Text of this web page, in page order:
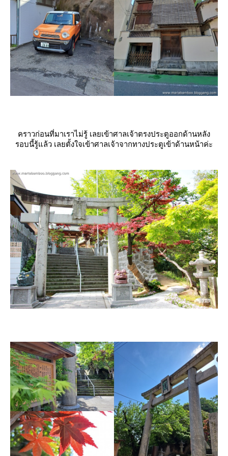
คราวก่อนที่มาเราไม่รู้ เลยเข้าศาลเจ้าตรงประตูออกด้านหลัง
รอบนี้รู้แล้ว เลยตั้งใจเข้าศาลเจ้าจากทางประตูเข้าด้านหน้าค่ะ